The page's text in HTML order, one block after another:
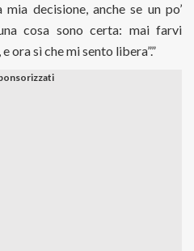
decisione, anche se un po’
cosa sono certa: mai farvi
ora sì che mi sento libera”.”